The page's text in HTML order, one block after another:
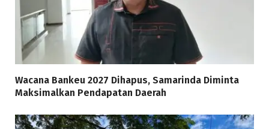
Wacana Bankeu 2027 Dihapus, Samarinda Diminta
Maksimalkan Pendapatan Daerah